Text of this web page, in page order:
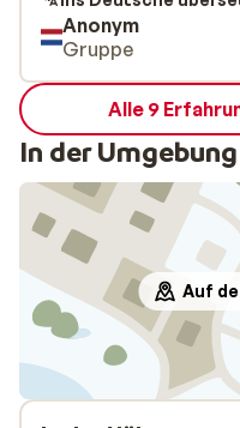
Anonym
Gruppe
Alle 9
In der Umgebung
Auf